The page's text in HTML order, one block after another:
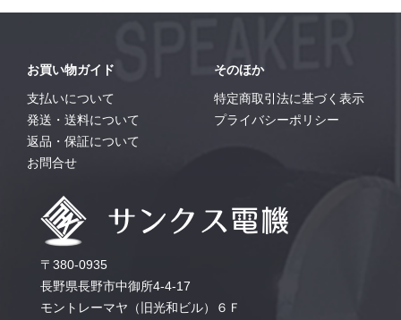
お買い物ガイド
支払いについて
発送・送料について
返品・保証について
お問合せ
そのほか
特定商取引法に基づく表示
プライバシーポリシー
〒380-0935
長野県長野市中御所4-4-17
モントレーマヤ（旧光和ビル）６Ｆ